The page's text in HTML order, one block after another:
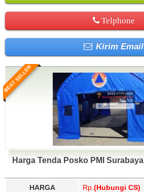
Telphone
Kirim Email
BEST SELLER
Harga Tenda Posko PMI Surabaya
HARGA Rp. (Hubungi CS)